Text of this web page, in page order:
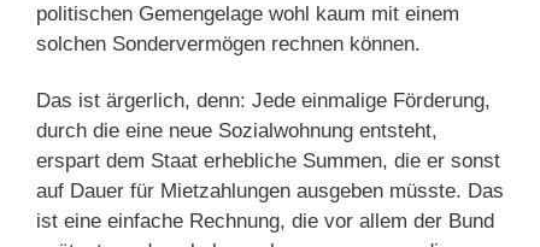
politischen Gemengelage wohl kaum mit einem
solchen Sondervermögen rechnen können.
Das ist ärgerlich, denn: Jede einmalige Förderung,
durch die eine neue Sozialwohnung entsteht,
erspart dem Staat erhebliche Summen, die er sonst
auf Dauer für Mietzahlungen ausgeben müsste. Das
ist eine einfache Rechnung, die vor allem der Bund